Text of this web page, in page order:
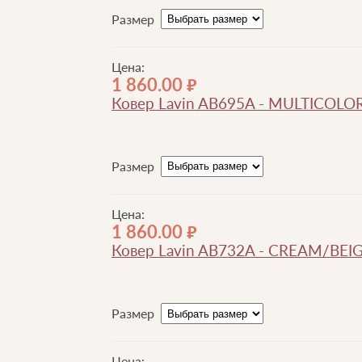
Размер
Цена:
1 860.00 руб.
Ковер Lavin AB695A -
Размер
Цена:
1 860.00 руб.
Ковер Lavin AB732A - CREAM/
Размер